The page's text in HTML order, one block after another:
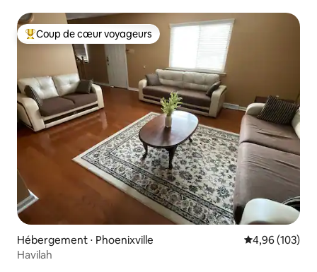
Coups de cœur voyageurs les plus appréciés
Coup de cœur voyageurs
Hébergement ⋅ Phoenixville Évaluation
4,96 (103)
Havilah